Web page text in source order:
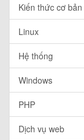
Kiến thức cơ bản
Linux
Hệ thống
Windows
PHP
Dịch vụ web